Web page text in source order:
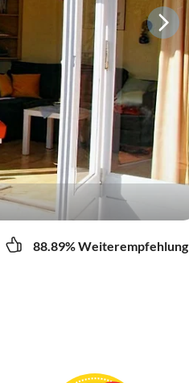
88.89% Weiterempfehlung